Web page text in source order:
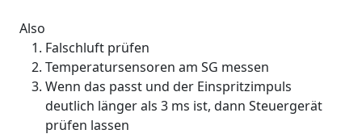
Also
Falschluft prüfen
Temperatursensoren am SG messen
Wenn das passt und der Einspritzimpuls
deutlich länger als 3 ms ist, dann Steuergerät
prüfen lassen